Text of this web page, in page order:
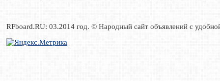
RFboard.RU: 03.2014 год. © Народный сайт объявлений с